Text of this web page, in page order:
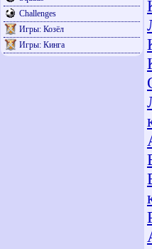
Challenges
Игры: Козёл
Игры: Кинга